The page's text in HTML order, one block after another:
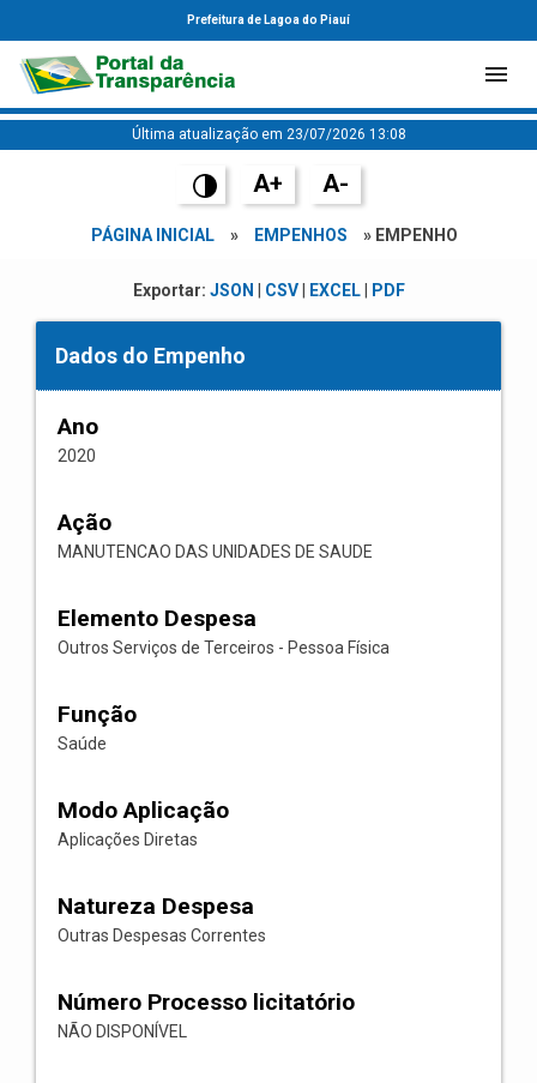
Prefeitura de Lagoa do Piauí
Última atualização em 23/07/2026 13:08
A+ A-
PÁGINA INICIAL » EMPENHOS » EMPENHO
Exportar: JSON CSV| EXCEL| PDF
Dados do Empenho
Ano
2020
Ação
MANUTENCAO DAS UNIDADES DE SAUDE
Elemento Despesa
Outros Serviços de Terceiros - Pessoa Física
Função
Saúde
Modo Aplicação
Aplicações Diretas
Natureza Despesa
Outras Despesas Correntes
Número Processo licitatório
NÃO DISPONÍVEL